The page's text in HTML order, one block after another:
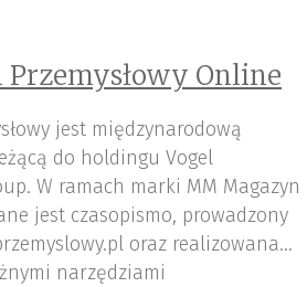
Online
jest międzynarodową
do holdingu Vogel
W ramach marki MM Magazyn
jest czasopismo, prowadzony
oraz realizowana
narzędziami